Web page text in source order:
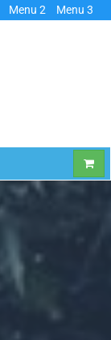
Menu 2 Menu 3